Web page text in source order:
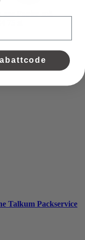
Talkum Packservice